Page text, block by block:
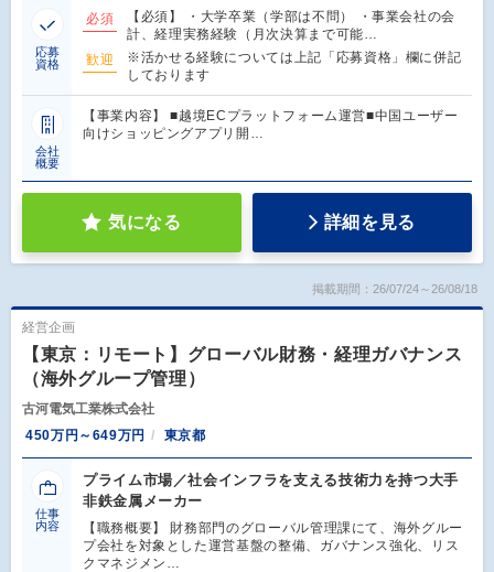
応募
資格
必須
【必須】 ・大学卒業（学部は不問） ・事業会社の会
計、経理実務経験（月次決算まで可能…
歓迎
※活かせる経験については上記「応募資格」欄に併記
しております
会社
概要
【事業内容】 ■越境ECプラットフォーム運営■中国ユーザー
向けショッピングアプリ開…
気になる 詳細を見る
掲載期間：26/07/24～26/08/18
経営企画
【東京：リモート】グローバル財務・経理ガバナンス
（海外グループ管理）
古河電気工業株式会社
450万円～649万円
東京都
仕事
内容
プライム市場／社会インフラを支える技術力を持つ大手
非鉄金属メーカー
【職務概要】 財務部門のグローバル管理課にて、海外グルー
プ会社を対象とした運営基盤の整備、ガバナンス強化、リス
クマネジメン…